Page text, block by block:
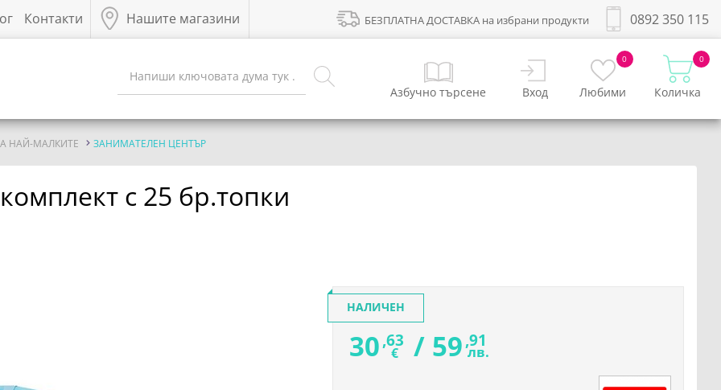
Контакти Нашите магазини 0892 350 115
БЕЗПЛАТНА ДОСТАВКА на избрани продукти
Азбучно търсене Вход
0
Любими
0
Количка
НАЙ-МАЛКИТЕ ЗАНИМАТЕЛЕН ЦЕНТЪР
с 25 бр.топки
НАЛИЧЕН
30,63
€ / 59,91
лв.